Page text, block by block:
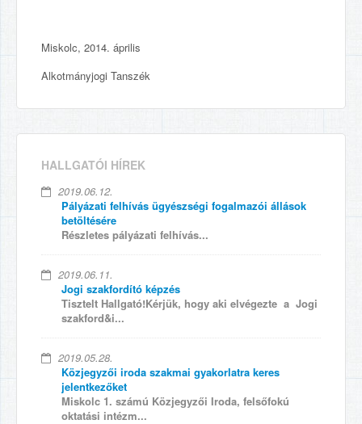
Miskolc, 2014. április
Alkotmányjogi Tanszék
HALLGATÓI HÍREK
2019.06.12.
Pályázati felhívás ügyészségi fogalmazói állások
betöltésére
Részletes pályázati felhívás...
2019.06.11.
Jogi szakfordító képzés
Tisztelt Hallgató!Kérjük, hogy aki elvégezte a Jogi
szakford&i...
2019.05.28.
Közjegyzői iroda szakmai gyakorlatra keres
jelentkezőket
Miskolc 1. számú Közjegyzői Iroda, felsőfokú
oktatási intézm...